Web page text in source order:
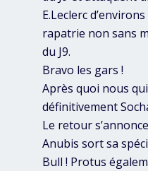
E.Leclerc
rapatrie non sans
du J9.
Bravo les gars !
Après quoi nous
définitivement
Le retour
Anubis sort sa
Bull ! Protus